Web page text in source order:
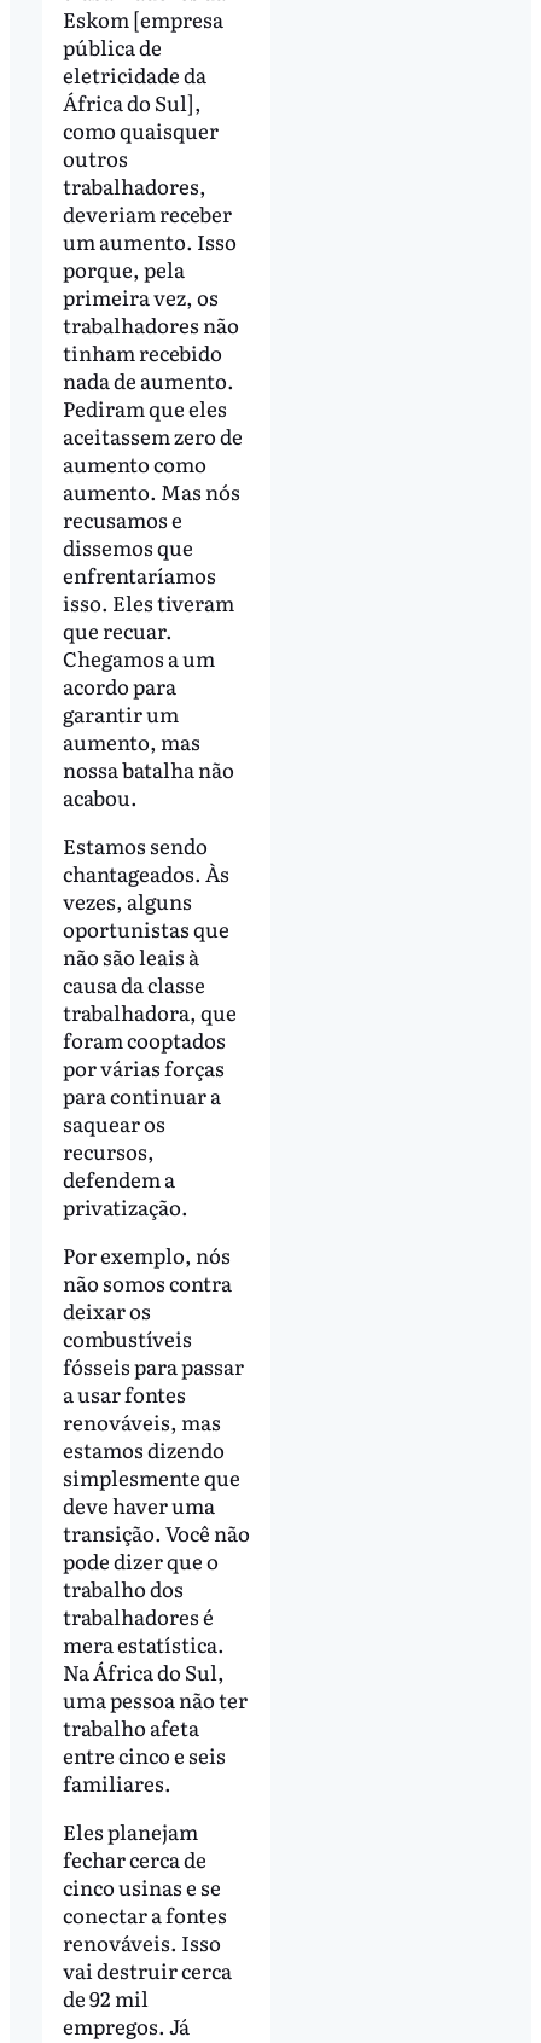
Eskom [empresa
pública de
eletricidade da
África do Sul],
como quaisquer
outros
trabalhadores,
deveriam receber
um aumento. Isso
porque, pela
primeira vez, os
trabalhadores não
tinham recebido
nada de aumento.
Pediram que eles
aceitassem zero de
aumento como
aumento. Mas nós
recusamos e
dissemos que
enfrentaríamos
isso. Eles tiveram
que recuar.
Chegamos a um
acordo para
garantir um
aumento, mas
nossa batalha não
acabou.
Estamos sendo
chantageados. Às
vezes, alguns
oportunistas que
não são leais à
causa da classe
trabalhadora, que
foram cooptados
por várias forças
para continuar a
saquear os
recursos,
defendem a
privatização.
Por exemplo, nós
não somos contra
deixar os
combustíveis
fósseis para passar
a usar fontes
renováveis, mas
estamos dizendo
simplesmente que
deve haver uma
transição. Você não
pode dizer que o
trabalho dos
trabalhadores é
mera estatística.
Na África do Sul,
uma pessoa não ter
trabalho afeta
entre cinco e seis
familiares.
Eles planejam
fechar cerca de
cinco usinas e se
conectar a fontes
renováveis. Isso
vai destruir cerca
de 92 mil
empregos. Já